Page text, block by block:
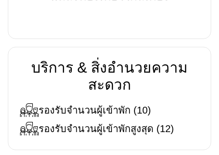
บริการ & สิ่งอำนวยความ
สะดวก
รองรับจำนวนผู้เข้าพัก (10)
รองรับจำนวนผู้เข้าพักสูงสุด (12)